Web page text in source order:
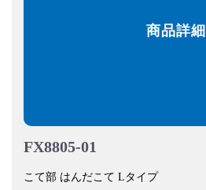
商品詳細
FX8805-01
こて部 はんだこて Lタイプ